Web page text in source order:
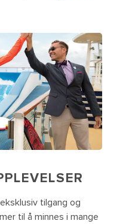
tilgang og
til å minnes i mange